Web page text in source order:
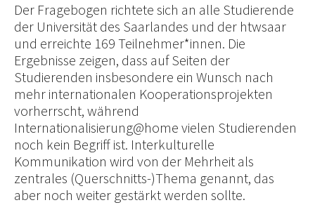
Der Fragebogen richtete sich an alle Studierende
der Universität des Saarlandes und der htwsaar
und erreichte 169 Teilnehmer*innen. Die
Ergebnisse zeigen, dass auf Seiten der
Studierenden insbesondere ein Wunsch nach
mehr internationalen Kooperationsprojekten
vorherrscht, während
Internationalisierung@home vielen Studierenden
noch kein Begriff ist. Interkulturelle
Kommunikation wird von der Mehrheit als
zentrales (Querschnitts-)Thema genannt, das
aber noch weiter gestärkt werden sollte.